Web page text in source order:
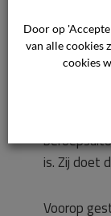
registratie
NIVRE,
is. Zij doet
Voorop
Door op
van alle cookies
cookies